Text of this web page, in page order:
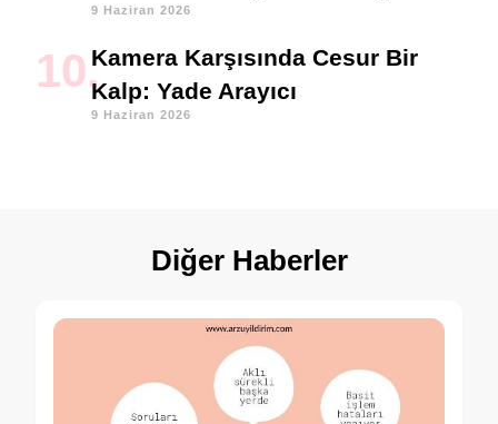
9 Haziran 2026
Kamera Karşısında Cesur Bir
Kalp: Yade Arayıcı
9 Haziran 2026
Diğer Haberler